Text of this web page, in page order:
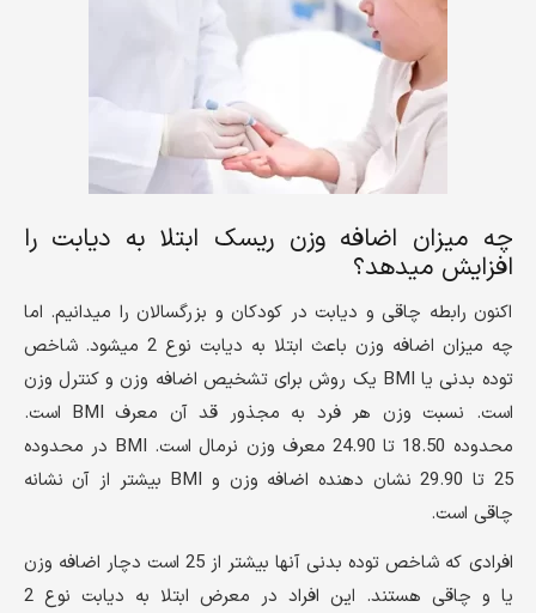
چه میزان اضافه وزن ریسک ابتلا به دیابت را
افزایش میدهد؟
اکنون رابطه چاقی و دیابت در کودکان و بزرگسالان را میدانیم. اما
چه میزان اضافه وزن باعث ابتلا به دیابت نوع 2 میشود. شاخص
توده بدنی یا BMI یک روش برای تشخیص اضافه وزن و کنترل وزن
است. نسبت وزن هر فرد به مجذور قد آن معرف BMI است.
محدوده 18.50 تا 24.90 معرف وزن نرمال است. BMI در محدوده
25 تا 29.90 نشان دهنده اضافه وزن و BMI بیشتر از آن نشانه
چاقی است.
افرادی که شاخص توده بدنی آنها بیشتر از 25 است دچار اضافه وزن
یا و چاقی هستند. این افراد در معرض ابتلا به دیابت نوع 2